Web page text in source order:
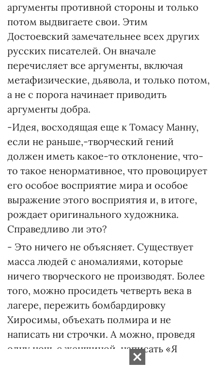
аргументы противной стороны и только
потом выдвигаете свои. Этим
Достоевский замечательнее всех других
русских писателей. Он вначале
перечисляет все аргументы, включая
метафизические, дьявола, и только потом,
а не с порога начинает приводить
аргументы добра.
-Идея, восходящая еще к Томасу Манну,
если не раньше,-творческий гений
должен иметь какое-то отклонение, что-
то такое ненормативное, что провоцирует
его особое восприятие мира и особое
выражение этого восприятия и, в итоге,
рождает оригинального художника.
Справедливо ли это?
- Это ничего не объясняет. Существует
масса людей с аномалиями, которые
ничего творческого не производят. Более
того, можно просидеть четверть века в
лагере, пережить бомбардировку
Хиросимы, объехать полмира и не
написать ни строчки. А можно, проведя
одну ночь с женщиной, написать «Я
помню чудное мгновенье…»